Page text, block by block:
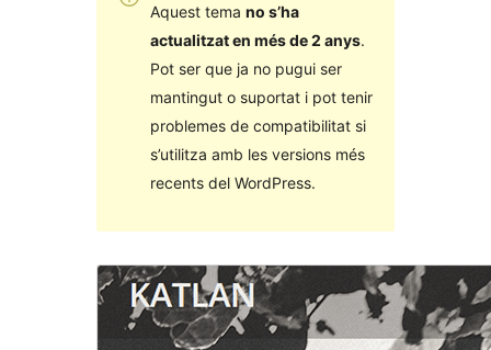
Aquest tema no s’ha
actualitzat en més de 2 anys.
Pot ser que ja no pugui ser
mantingut o suportat i pot tenir
problemes de compatibilitat si
s’utilitza amb les versions més
recents del WordPress.